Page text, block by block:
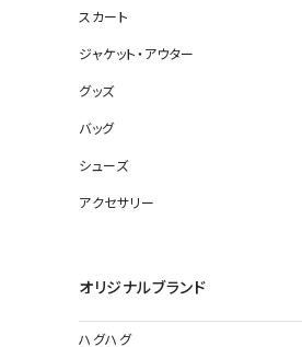
スカート
ジャケット・アウター
グッズ
バッグ
シューズ
アクセサリー
オリジナルブランド
ハグハグ